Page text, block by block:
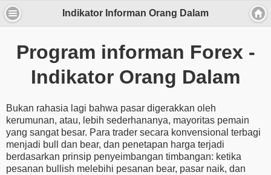
Indikator Informan Orang Dalam
Program informan Forex -
Indikator Orang Dalam
Bukan rahasia lagi bahwa pasar digerakkan oleh
kerumunan, atau, lebih sederhananya, mayoritas pemain
yang sangat besar. Para trader secara konvensional terbagi
menjadi bull dan bear, dan penetapan harga terjadi
berdasarkan prinsip penyeimbangan timbangan: ketika
pesanan bullish melebihi pesanan bear, pasar naik, dan